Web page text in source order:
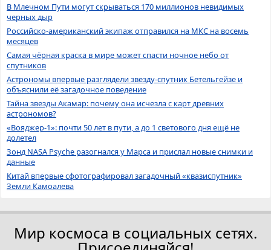
В Млечном Пути могут скрываться 170 миллионов невидимых
черных дыр
Российско-американский экипаж отправился на МКС на восемь
месяцев
Самая чёрная краска в мире может спасти ночное небо от
спутников
Астрономы впервые разглядели звезду-спутник Бетельгейзе и
объяснили её загадочное поведение
Тайна звезды Акамар: почему она исчезла с карт древних
астрономов?
«Вояджер-1»: почти 50 лет в пути, а до 1 светового дня ещё не
долетел
Зонд NASA Psyche разогнался у Марса и прислал новые снимки и
данные
Китай впервые сфотографировал загадочный «квазиспутник»
Земли Камоалева
Мир космоса в социальных сетях.